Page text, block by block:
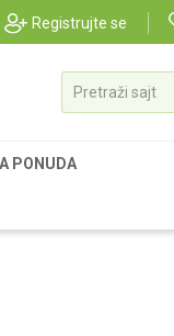
Registrujte se
Pretraži sajt
PONUDA